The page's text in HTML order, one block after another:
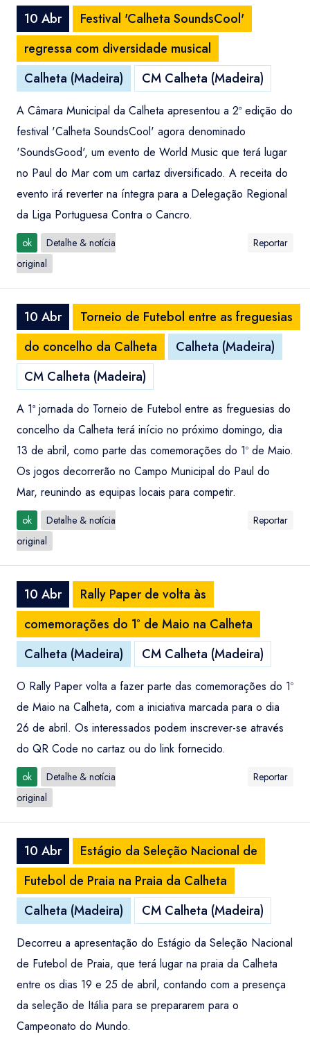
10 Abr
Festival 'Calheta SoundsCool'
regressa com diversidade musical
Calheta (Madeira)
CM Calheta (Madeira)
A Câmara Municipal da Calheta apresentou a 2ª edição do
festival 'Calheta SoundsCool' agora denominado
'SoundsGood', um evento de World Music que terá lugar
no Paul do Mar com um cartaz diversificado. A receita do
evento irá reverter na íntegra para a Delegação Regional
da Liga Portuguesa Contra o Cancro.
ok
Detalhe & notícia
original
Reportar
10 Abr
Torneio de Futebol entre as freguesias
do concelho da Calheta
Calheta (Madeira)
CM Calheta (Madeira)
A 1ª jornada do Torneio de Futebol entre as freguesias do
concelho da Calheta terá início no próximo domingo, dia
13 de abril, como parte das comemorações do 1º de Maio.
Os jogos decorrerão no Campo Municipal do Paul do
Mar, reunindo as equipas locais para competir.
ok
Detalhe & notícia
original
Reportar
10 Abr
Rally Paper de volta às
comemorações do 1º de Maio na Calheta
Calheta (Madeira)
CM Calheta (Madeira)
O Rally Paper volta a fazer parte das comemorações do 1º
de Maio na Calheta, com a iniciativa marcada para o dia
26 de abril. Os interessados podem inscrever-se através
do QR Code no cartaz ou do link fornecido.
ok
Detalhe & notícia
original
Reportar
10 Abr
Estágio da Seleção Nacional de
Futebol de Praia na Praia da Calheta
Calheta (Madeira)
CM Calheta (Madeira)
Decorreu a apresentação do Estágio da Seleção Nacional
de Futebol de Praia, que terá lugar na praia da Calheta
entre os dias 19 e 25 de abril, contando com a presença
da seleção de Itália para se prepararem para o
Campeonato do Mundo.